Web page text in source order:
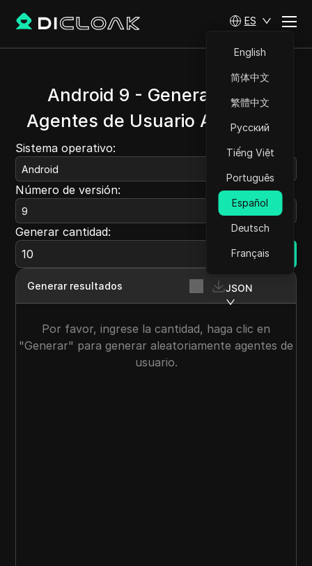
ES
English
简体中文
繁體中文
Русский
Tiếng Việt
Português
Español
Deutsch
Français
Android 9 - Generador de
Agentes de Usuario Aleatorios
Sistema operativo:
Android
Número de versión:
9
Generar cantidad:
Generar
Generar resultados JSON
Por favor, ingrese la cantidad, haga clic en
"Generar" para generar aleatoriamente agentes de
usuario.